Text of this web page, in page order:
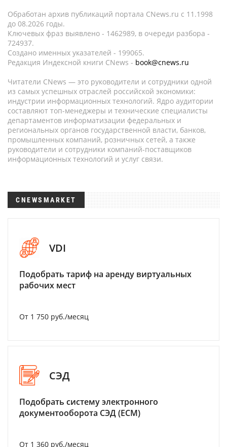
Обработан архив публикаций портала CNews.ru c 11.1998
до 08.2026 годы.
Ключевых фраз выявлено - 1462989, в очереди разбора -
724937.
Создано именных указателей - 199065.
Редакция Индексной книги CNews - book@cnews.ru
Читатели CNews — это руководители и сотрудники одной
из самых успешных отраслей российской экономики:
индустрии информационных технологий. Ядро аудитории
составляют топ-менеджеры и технические специалисты
департаментов информатизации федеральных и
региональных органов государственной власти, банков,
промышленных компаний, розничных сетей, а также
руководители и сотрудники компаний-поставщиков
информационных технологий и услуг связи.
CNEWSMARKET
VDI
Подобрать тариф на аренду виртуальных
рабочих мест
От 1 750 руб./месяц
СЭД
Подобрать систему электронного
документооборота СЭД (ECM)
От 1 360 руб./месяц